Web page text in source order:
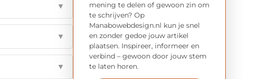
▼
▼
▼
mening te delen of gewoon zin om
te schrijven? Op
Manabowebdesign.nl kun je snel
en zonder gedoe jouw artikel
plaatsen. Inspireer, informeer en
verbind – gewoon door jouw stem
te laten horen.